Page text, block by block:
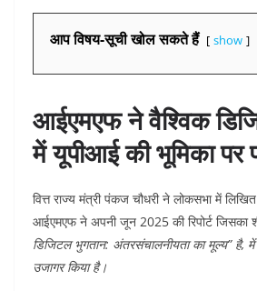
आप विषय-सूची खोल सकते हैं show
आईएमएफ ने वैश्विक
में यूपीआई की भूमिका पर
वित्त राज्य मंत्री पंकज चौधरी ने लोकसभा में
आईएमएफ ने अपनी जून 2025 की रिपोर्ट जिसका
डिजिटल भुगतान: अंतरसंचालनीयता का मूल्य” है,
उजागर किया है।